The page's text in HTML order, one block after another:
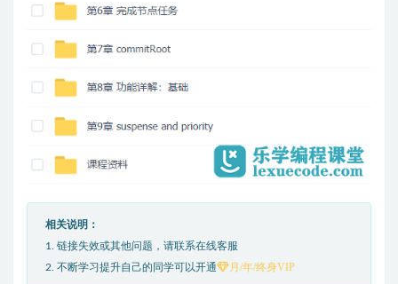
相关说明：
1. 链接失效或其他问题，请联系在线客服
2. 不断学习提升自己的同学可以开通
月/年/终身VIP